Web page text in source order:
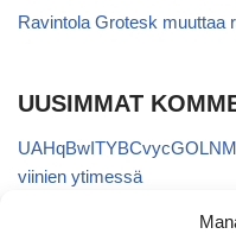
Ravintola Grotesk muuttaa
UUSIMMAT
viinien ytimessä
EgVGGttRTxKfbqUaWNglb